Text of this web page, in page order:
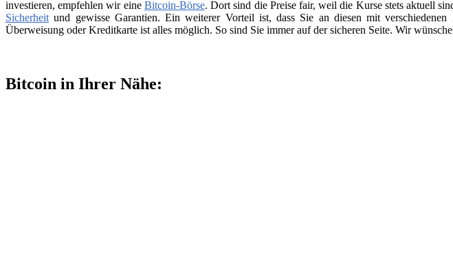
investieren, empfehlen wir eine Bitcoin-Börse. Dort sind die Preise fair, weil die Kurse stets aktuell
Sicherheit und gewisse Garantien. Ein weiterer Vorteil ist, dass Sie an diesen mit
Überweisung oder Kreditkarte ist alles möglich. So sind Sie immer auf der sicheren Seite. Wir
Bitcoin in Ihrer Nähe: